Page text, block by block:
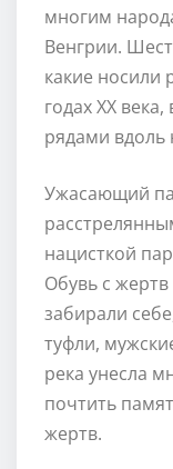
многим
Венгрии.
какие носили
годах XX
рядами вдоль
Ужасающий
нацисткой
Обувь с
забирали
туфли,
река унесла
почтить
жертв.